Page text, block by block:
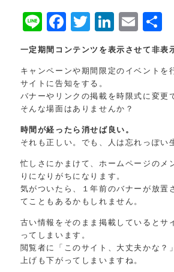
LineFacebook
Twitter
一定期間コンテンツを表示させて非表
キャンペーンや期間限定のイベントを
サイトに告知をする。
バナーやリンクの掲載を時限式に変更
そんな場面はありませんか？
時間が経ったら消せば良い。
それも正しい。でも、人は忘れっぽい
忙しさにかまけて、ホームページのメ
りになりがちになります。
気がついたら、１年前のバナーが放置
てこともあるかもしれません。
古い情報をそのまま掲載しているとサ
ってしまいます。
閲覧者に「このサイト、大丈夫かな？
上げも下がってしまいますね。